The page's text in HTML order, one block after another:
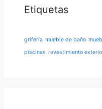
Etiquetas
grifería mueble de baño
piscinas revestimiento